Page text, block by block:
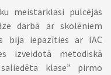
meistarklasi pulcējās
darbā ar skolēniem
bija iepazīties ar IAC
izveidotā metodiskā
klase” pirmo